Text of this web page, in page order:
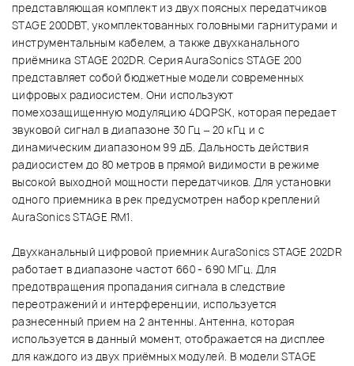
представляющая комплект из двух поясных передатчиков
STAGE 200DBT, укомплектованных головными гарнитурами и
инструментальным кабелем, а также двухканального
приёмника STAGE 202DR. Серия AuraSonics STAGE 200
представляет собой бюджетные модели современных
цифровых радиосистем. Они используют
помехозащищенную модуляцию 4DQPSK, которая передает
звуковой сигнал в диапазоне 30 Гц – 20 кГц и с
динамическим диапазоном 99 дБ. Дальность действия
радиосистем до 80 метров в прямой видимости в режиме
высокой выходной мощности передатчиков. Для установки
одного приемника в рек предусмотрен набор креплений
AuraSonics STAGE RM1.
Двухканальный цифровой приемник AuraSonics STAGE 202DR
работает в диапазоне частот 660 - 690 МГц. Для
предотвращения пропадания сигнала в следствие
переотражений и интерференции, используется
разнесенный прием на 2 антенны. Антенна, которая
используется в данный момент, отображается на дисплее
для каждого из двух приёмных модулей. В модели STAGE